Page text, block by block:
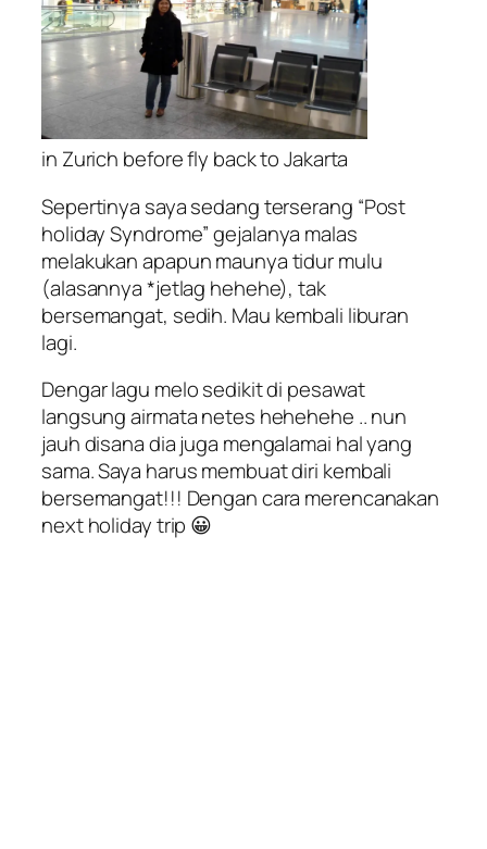
in Zurich before fly back to Jakarta
Sepertinya saya sedang terserang “Post
holiday Syndrome” gejalanya malas
melakukan apapun maunya tidur mulu
(alasannya *jetlag hehehe), tak
bersemangat, sedih. Mau kembali liburan
lagi.
Dengar lagu melo sedikit di pesawat
langsung airmata netes hehehehe .. nun
jauh disana dia juga mengalamai hal yang
sama. Saya harus membuat diri kembali
bersemangat!!! Dengan cara merencanakan
next holiday trip 😀